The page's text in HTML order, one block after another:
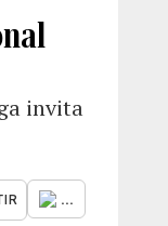
invita
...